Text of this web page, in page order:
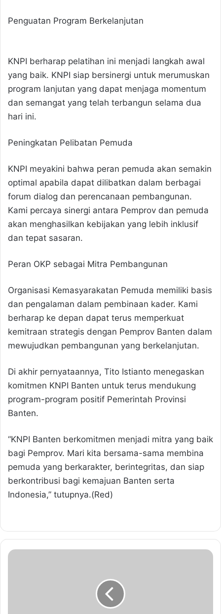
Penguatan Program Berkelanjutan
KNPI berharap pelatihan ini menjadi langkah awal
yang baik. KNPI siap bersinergi untuk merumuskan
program lanjutan yang dapat menjaga momentum
dan semangat yang telah terbangun selama dua
hari ini.
Peningkatan Pelibatan Pemuda
KNPI meyakini bahwa peran pemuda akan semakin
optimal apabila dapat dilibatkan dalam berbagai
forum dialog dan perencanaan pembangunan.
Kami percaya sinergi antara Pemprov dan pemuda
akan menghasilkan kebijakan yang lebih inklusif
dan tepat sasaran.
Peran OKP sebagai Mitra Pembangunan
Organisasi Kemasyarakatan Pemuda memiliki basis
dan pengalaman dalam pembinaan kader. Kami
berharap ke depan dapat terus memperkuat
kemitraan strategis dengan Pemprov Banten dalam
mewujudkan pembangunan yang berkelanjutan.
Di akhir pernyataannya, Tito Istianto menegaskan
komitmen KNPI Banten untuk terus mendukung
program-program positif Pemerintah Provinsi
Banten.
“KNPI Banten berkomitmen menjadi mitra yang baik
bagi Pemprov. Mari kita bersama-sama membina
pemuda yang berkarakter, berintegritas, dan siap
berkontribusi bagi kemajuan Banten serta
Indonesia,” tutupnya.(Red)
D